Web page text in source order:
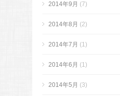
2014年9月 (7)
2014年8月 (2)
2014年7月 (1)
2014年6月 (1)
2014年5月 (3)